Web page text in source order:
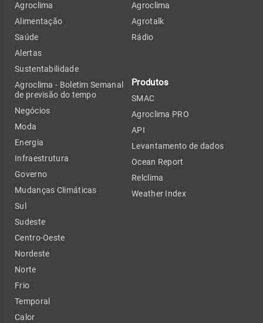
Agroclima
Alimentação
Saúde
Alertas
Sustentabilidade
Agroclima - Boletim Semanal
de previsão do tempo
Negócios
Moda
Energia
Infraestrutura
Governo
Mudanças Climáticas
Sul
Sudeste
Centro-Oeste
Nordeste
Norte
Frio
Temporal
Calor
Agroclima
Agrotalk
Rádio
Produtos
SMAC
Agroclima PRO
API
Levantamento de dados
Ocean Report
Relclima
Weather Index